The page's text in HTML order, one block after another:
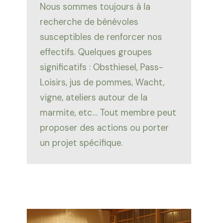
Nous sommes toujours à la
recherche de bénévoles
susceptibles de renforcer nos
effectifs. Quelques groupes
significatifs : Obsthiesel, Pass-
Loisirs, jus de pommes, Wacht,
vigne, ateliers autour de la
marmite, etc… Tout membre peut
proposer des actions ou porter
un projet spécifique.